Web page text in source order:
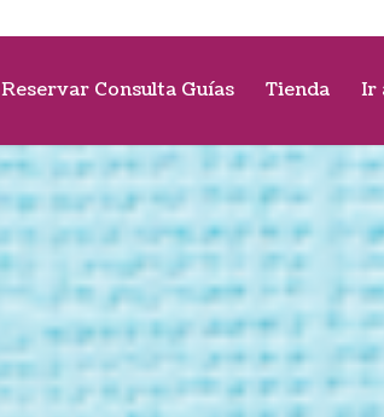
Reservar Consulta Guías Tienda Ir